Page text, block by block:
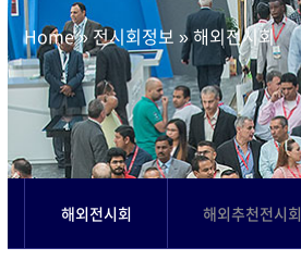
Home»전시회정보 »해외전시회
해외전시회 해외추천전시회